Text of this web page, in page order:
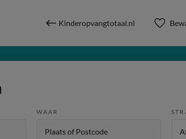
Kinderopvangtotaal.nl
WAAR